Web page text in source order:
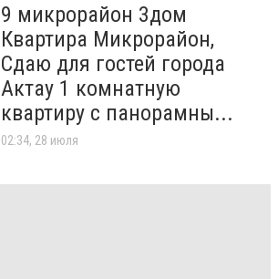
9 микрорайон 3дом
Квартира Микрорайон,
Сдаю для гостей города
Актау 1 комнатную
квартиру с панорамны...
02:34, 28 июля